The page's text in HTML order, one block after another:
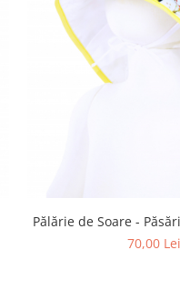
Pălărie de Soare -
70,00 Lei